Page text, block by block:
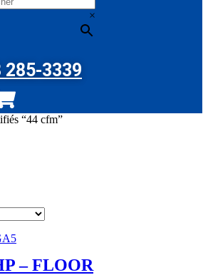
×
285-3339
“44 cfm”
– FLOOR